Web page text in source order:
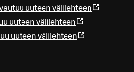
uuteen välilehteen
uuteen välilehteen
uuteen välilehteen